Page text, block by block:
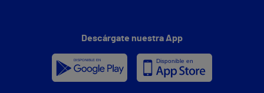
Descárgate nuestra App